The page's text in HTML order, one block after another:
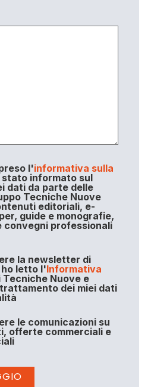
l'informativa sulla
informato sul
dati da parte delle
Tecniche Nuove
editoriali, e-
guide e monografie,
convegni professionali
la newsletter di
ho letto l'Informativa
Nuove e
dei miei dati
le comunicazioni su
offerte commerciali e